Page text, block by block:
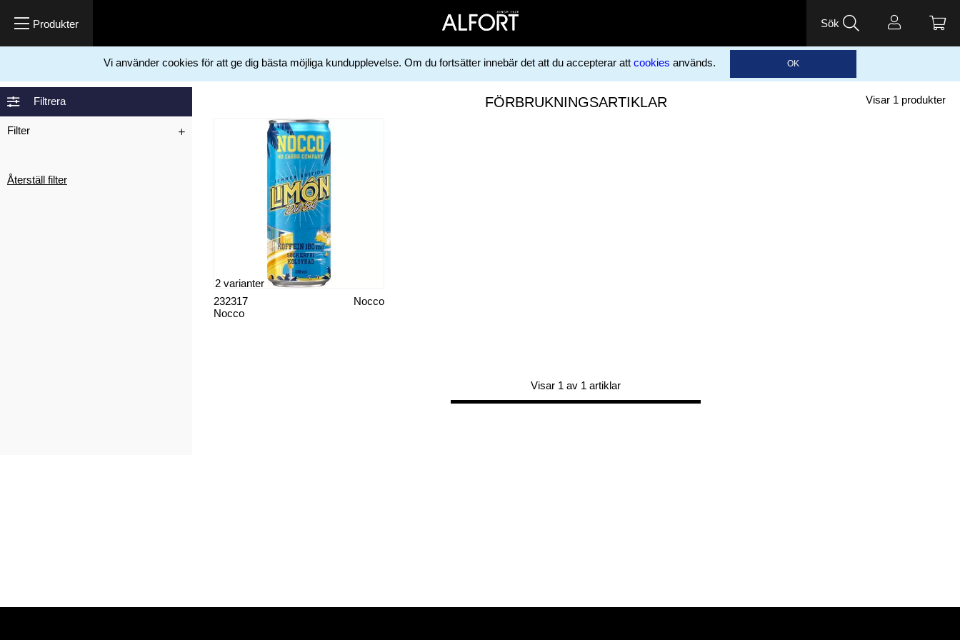
Sök
Vi använder cookies för att ge dig bästa möjliga kundupplevelse. Om du fortsätter innebär det att du accepterar att cookies används. OK
Filtrera
Filter
Återställ filter
FÖRBRUKNINGSARTIKLAR Visar 1 produkter
Nocco
Nocco
232317
2 varianter
Visar 1 av 1 artiklar